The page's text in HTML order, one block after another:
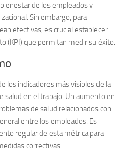
de los empleados y
Sin embargo, para
efectivas, es crucial establecer
(KPI) que permitan medir su éxito.
los indicadores más visibles de la
salud en el trabajo. Un aumento en
de salud relacionados con
entre los empleados. Es
regular de esta métrica para
correctivas.